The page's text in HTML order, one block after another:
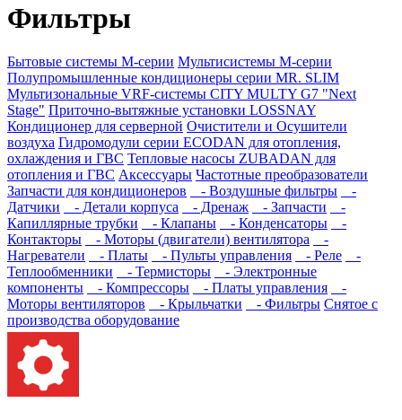
Фильтры
Бытовые системы M-серии Мультисистемы M-серии
Полупромышленные кондиционеры серии MR. SLIM
Мультизональные VRF-системы CITY MULTY G7 "Next
Stage" Приточно-вытяжные установки LOSSNAY
Кондиционер для серверной Очистители и Осушители
воздуха Гидромодули серии ECODAN для отопления,
охлаждения и ГВС Тепловые насосы ZUBADAN для
отопления и ГВС Аксесcуары Частотные преобразователи
Запчасти для кондиционеров
- Воздушные фильтры
-
Датчики
- Детали корпуса - Дренаж - Запчасти
-
Капиллярные трубки
- Клапаны - Конденсаторы
-
Контакторы
- Моторы (двигатели) вентилятора
-
Нагреватели
- Платы - Пульты управления - Реле
-
Теплообменники
- Термисторы
- Электронные
компоненты
- Компрессоры - Платы управления
-
Моторы вентиляторов
- Крыльчатки - Фильтры Снятое с
производства оборудование